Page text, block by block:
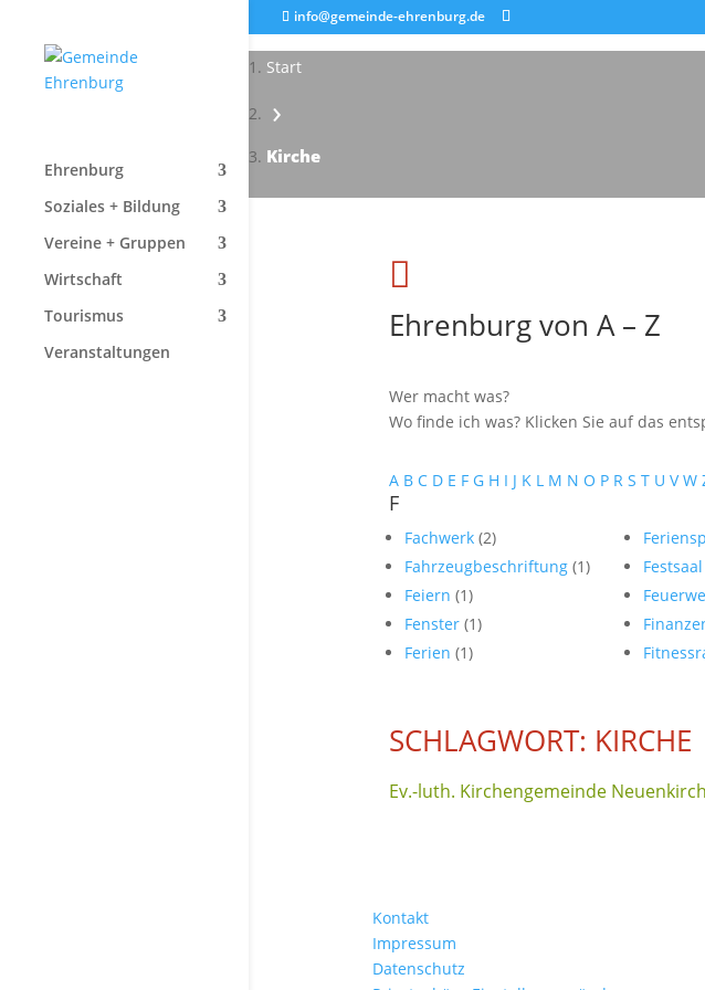
info@gemeinde-ehrenburg.de
Ehrenburg
Soziales + Bildung
Vereine + Gruppen
Wirtschaft
Tourismus
Veranstaltungen
Start
›
Kirche

Ehrenburg von A – Z
Wer macht was?
Wo finde ich was? Klicken Sie auf das
A B C D E F G H I J K L M N O P R S T U V W
F
Fachwerk (2)
Fahrzeugbeschriftung (1)
Feiern (1)
Fenster (1)
Ferien (1)
SCHLAGWORT: KIRCHE
Ev.-luth. Kirchengemeinde
Kontakt
Impressum
Datenschutz